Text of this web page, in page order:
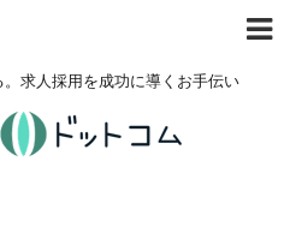
求人採用を成功に導くお手伝い